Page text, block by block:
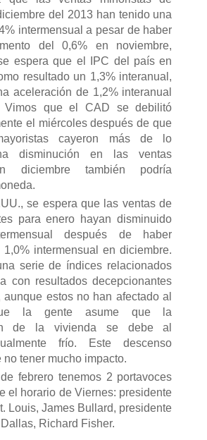
del 2013 han tenido una
intermensual a pesar de haber
del 0,6% en noviembre,
espera que el IPC del país en
resultado un 1,3% interanual,
aceleración de 1,2% interanual
Vimos que el CAD se debilitó
el miércoles después de que
cayeron más de lo
disminución en las ventas
diciembre también podría
se espera que las ventas de
para enero hayan disminuido
después de haber
intermensual en diciembre.
serie de índices relacionados
con resultados decepcionantes
aunque estos no han afectado al
la gente asume que la
de la vivienda se debe al
frío. Este descenso
tener mucho impacto.
febrero tenemos 2 portavoces
el horario de Viernes: presidente
Louis, James Bullard, presidente
Richard Fisher.